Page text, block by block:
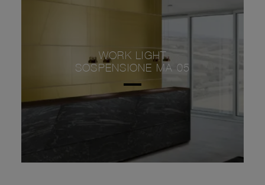
WORK LIGHT
SOSPENSIONE MA 05